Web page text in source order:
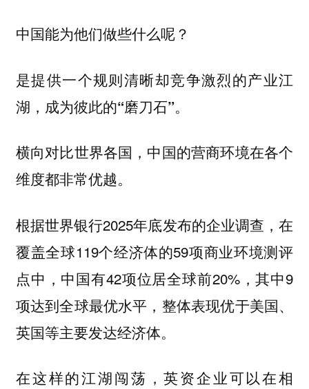
中国能为他们做些什么呢？
是提供一个规则清晰却竞争激烈的产业江
湖，成为彼此的“磨刀石”。
横向对比世界各国，中国的营商环境在各个
维度都非常优越。
根据世界银行2025年底发布的企业调查，在
覆盖全球119个经济体的59项商业环境测评
点中，中国有42项位居全球前20%，其中9
项达到全球最优水平，整体表现优于美国、
英国等主要发达经济体。
在这样的江湖闯荡，英资企业可以在相